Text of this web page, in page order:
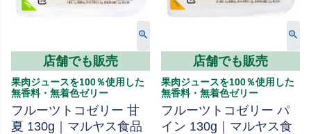
店舗でも販売
果肉ジュースを100％使用した
無香料・無着色ゼリー
フルーツトコゼリー 甘
夏 130g｜マルヤス食品
店舗でも販売
果肉ジュースを100％使用した
無香料・無着色ゼリー
フルーツトコゼリー パ
イン 130g｜マルヤス食